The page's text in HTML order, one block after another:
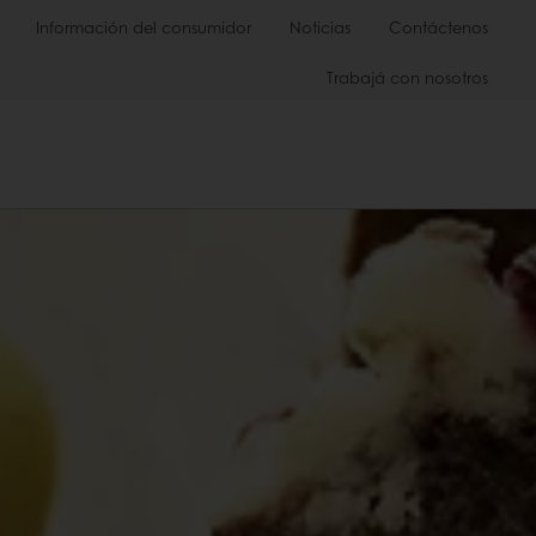
Información del consumidor Noticias Contáctenos
Trabajá con nosotros